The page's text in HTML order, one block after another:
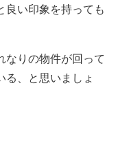
良い印象を持っても
なりの物件が回って
る、と思いましょ